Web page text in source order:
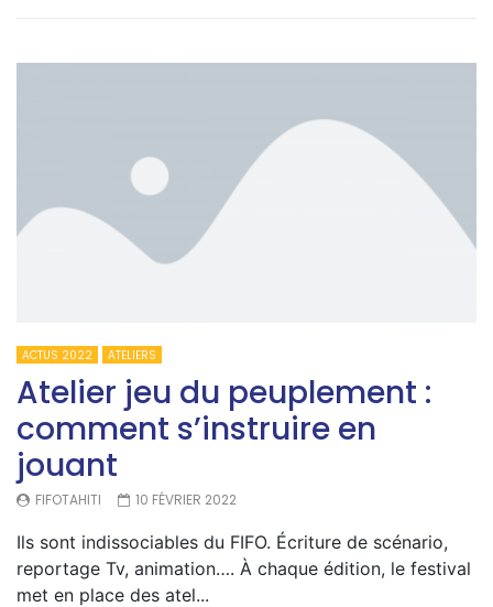
ACTUS 2022 ATELIERS
Atelier jeu du peuplement :
comment s’instruire en
jouant
FIFOTAHITI 10 FÉVRIER 2022
Ils sont indissociables du FIFO. Écriture de scénario,
reportage Tv, animation…. À chaque édition, le festival
met en place des atel...